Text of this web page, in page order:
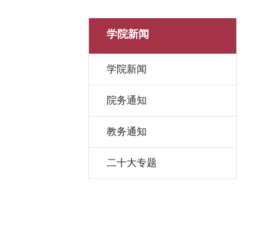
学院新闻
学院新闻
院务通知
教务通知
二十大专题